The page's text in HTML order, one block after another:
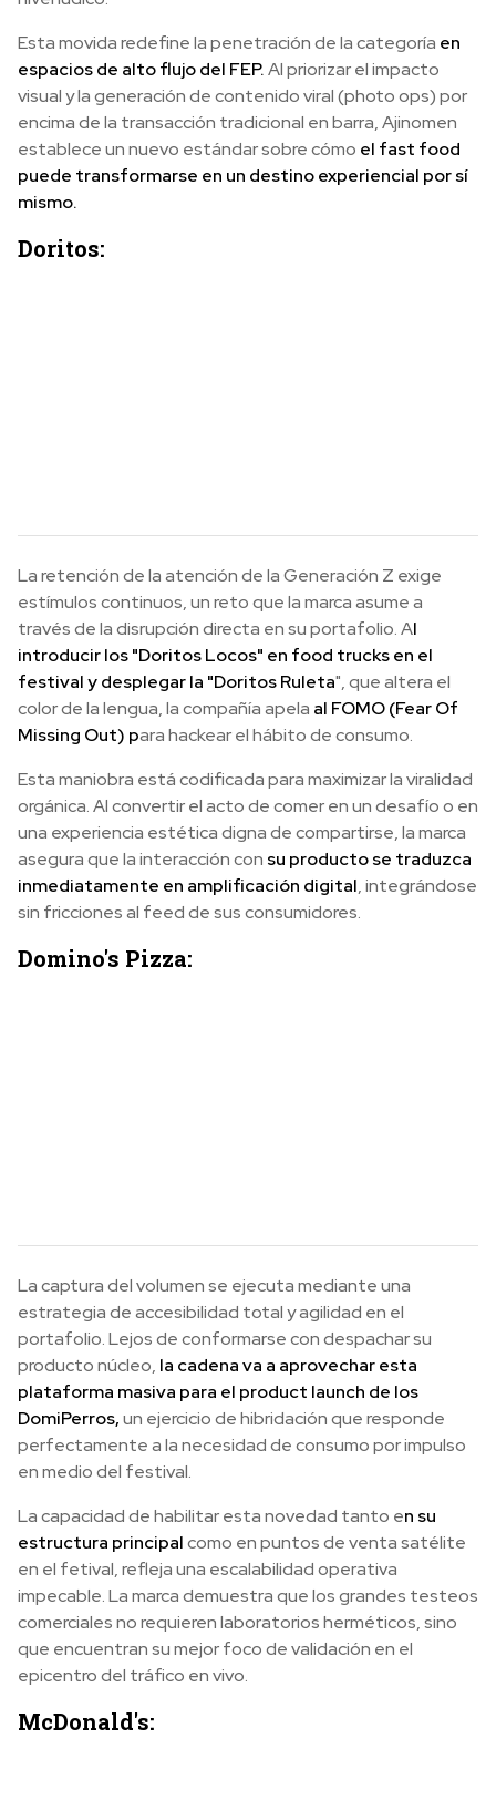
Esta movida redefine la penetración de la categoría en
espacios de alto flujo del FEP.Al priorizar el impacto
visual y la generación de contenido viral (photo ops) por
encima de la transacción tradicional en barra, Ajinomen
establece un nuevo estándar sobre cómo el fast food
puede transformarse en un destino experiencial por sí
mismo.
Doritos:
La retención de la atención de la Generación Z exige
estímulos continuos, un reto que la marca asume a
través de la disrupción directa en su portafolio. Al
introducir los "Doritos Locos" en food trucks en el
festival y desplegar la "Doritos Ruleta", que altera el
color de la lengua, la compañía apela al FOMO (Fear Of
Missing Out) para hackear el hábito de consumo.
Esta maniobra está codificada para maximizar la viralidad
orgánica. Al convertir el acto de comer en un desafío o en
una experiencia estética digna de compartirse, la marca
asegura que la interacción con su producto se traduzca
inmediatamente en amplificación digital, integrándose
sin fricciones al feed de sus consumidores.
Domino's Pizza:
La captura del volumen se ejecuta mediante una
estrategia de accesibilidad total y agilidad en el
portafolio. Lejos de conformarse con despachar su
producto núcleo, la cadena va a aprovechar esta
plataforma masiva para el product launch de los
DomiPerros,un ejercicio de hibridación que responde
perfectamente a la necesidad de consumo por impulso
en medio del festival.
La capacidad de habilitar esta novedad tanto en su
estructura principalcomo en puntos de venta satélite
en el fetival, refleja una escalabilidad operativa
impecable. La marca demuestra que los grandes testeos
comerciales no requieren laboratorios herméticos, sino
que encuentran su mejor foco de validación en el
epicentro del tráfico en vivo.
McDonald's: